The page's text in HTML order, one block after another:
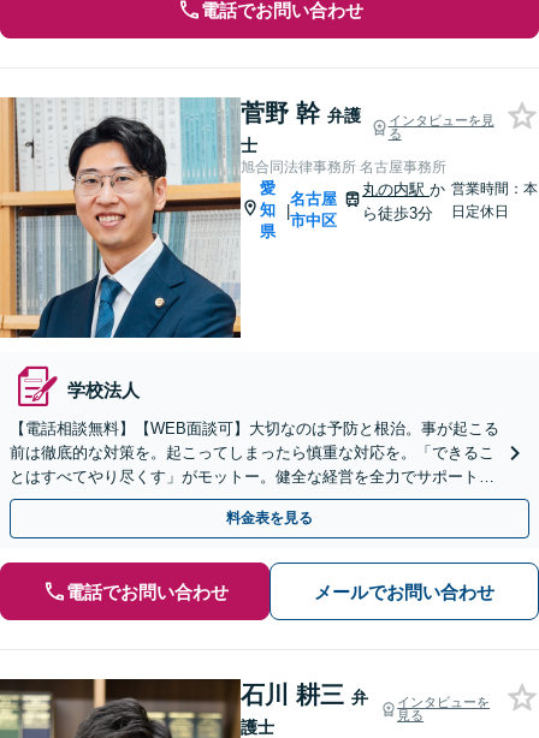
電話でお問い合わせ
菅野 幹 弁護
士
インタビューを見
る
旭合同法律事務所 名古屋事務所
愛
知
県
|
名古屋
市中区
丸の内駅か
ら徒歩3分
営業時間：本
日定休日
学校法人
【電話相談無料】【WEB面談可】大切なのは予防と根治。事が起こる
前は徹底的な対策を。起こってしまったら慎重な対応を。「できるこ
とはすべてやり尽くす」がモットー。健全な経営を全力でサポートい
たします。【丸の内駅3分】【休日面談可】
料金表を見る
電話でお問い合わせ メールでお問い合わせ
石川 耕三 弁
護士
インタビューを
見る